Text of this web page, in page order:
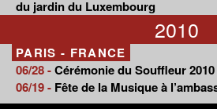
du jardin du Luxembourg
2010
PARIS - FRANCE
06/28 -Cérémonie du Souffleur
06/19 - Fête de la Musique à